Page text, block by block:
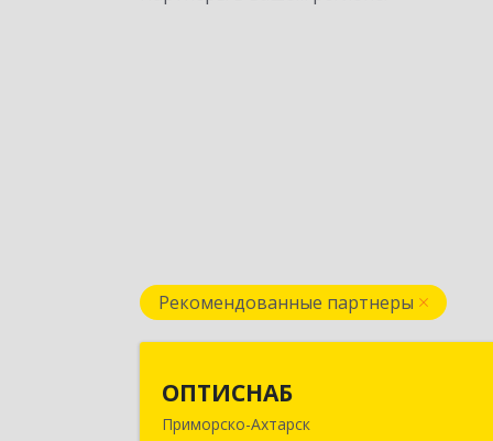
Рекомендованные партнеры
ОПТИСНАБ
Приморско-Ахтарск353864, Краснодарский край,